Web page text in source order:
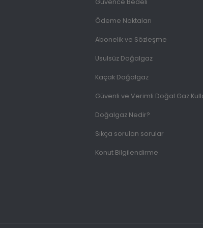
Güvence Bedeli
Ödeme Noktaları
Abonelik ve Sözleşme
Usulsüz Doğalgaz
Kaçak Doğalgaz
Güvenli ve Verimli Doğal Gaz
Doğalgaz Nedir?
Sıkça sorulan sorular
Konut Bilgilendirme